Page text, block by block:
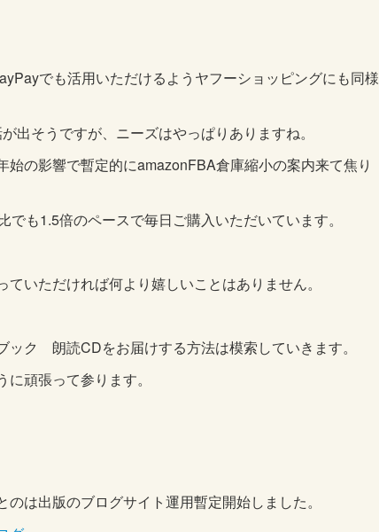
でも活用いただけるようヤフーショッピングにも同様
出そうですが、ニーズはやっぱりありますね。
始の影響で暫定的にamazonFBA倉庫縮小の案内来て焦り
も1.5倍のペースで毎日ご購入いただいています。
いただければ何より嬉しいことはありません。
ック 朗読CDをお届けする方法は模索していきます。
頑張って参ります。
は出版のブログサイト運用暫定開始しました。